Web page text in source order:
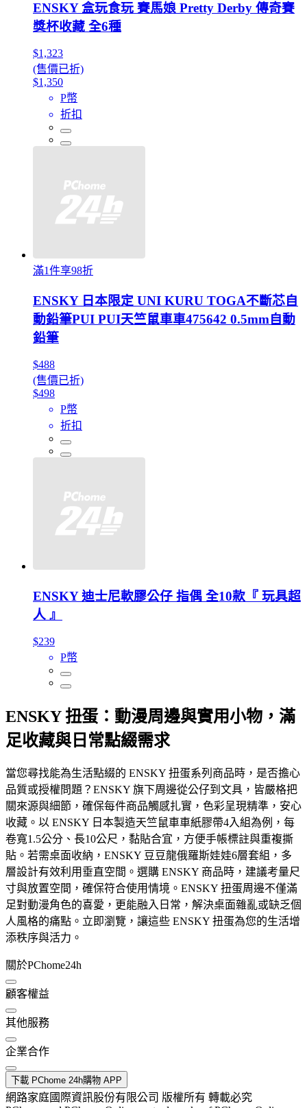
ENSKY 盒玩食玩 賽馬娘 Pretty Derby 傳奇賽
獎杯收藏 全6種
$1,323
(售價已折)
$1,350
P幣
折扣
滿1件享98折
ENSKY 日本限定 UNI KURU TOGA不斷芯自
動鉛筆PUI PUI天竺鼠車車475642 0.5mm自動
鉛筆
$488
(售價已折)
$498
P幣
折扣
ENSKY 迪士尼軟膠公仔 指偶 全10款『 玩具超
人 』
$239
P幣
ENSKY 扭蛋：動漫周邊與實用小物，滿
足收藏與日常點綴需求
當您尋找能為生活點綴的 ENSKY 扭蛋系列商品時，是否擔心
品質或授權問題？ENSKY 旗下周邊從公仔到文具，皆嚴格把
關來源與細節，確保每件商品觸感扎實，色彩呈現精準，安心
收藏。以 ENSKY 日本製造天竺鼠車車紙膠帶4入組為例，每
卷寬1.5公分、長10公尺，黏貼合宜，方便手帳標註與重複撕
貼。若需桌面收納，ENSKY 豆豆龍俄羅斯娃娃6層套組，多
層設計有效利用垂直空間。選購 ENSKY 商品時，建議考量尺
寸與放置空間，確保符合使用情境。ENSKY 扭蛋周邊不僅滿
足對動漫角色的喜愛，更能融入日常，解決桌面雜亂或缺乏個
人風格的痛點。立即瀏覽，讓這些 ENSKY 扭蛋為您的生活增
添秩序與活力。
關於PChome24h
顧客權益
其他服務
企業合作
下載 PChome 24h購物 APP
網路家庭國際資訊股份有限公司 版權所有 轉載必究